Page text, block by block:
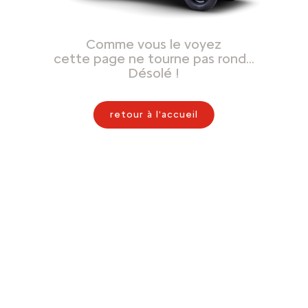
Comme vous le voyez
cette page ne tourne pas rond…
Désolé !
retour à l'accueil